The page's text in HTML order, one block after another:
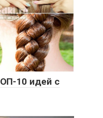
10 идей с